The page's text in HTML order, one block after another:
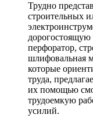
Трудно
строительных
дорогостоящую
перфоратор,
шлифовальная
которые
труда,
их помощью
трудоемкую
усилий.